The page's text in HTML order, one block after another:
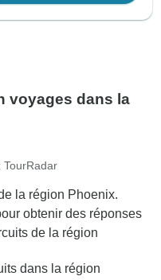
voyages dans la
TourRadar
la région Phoenix.
obtenir des réponses
de la région
dans la région